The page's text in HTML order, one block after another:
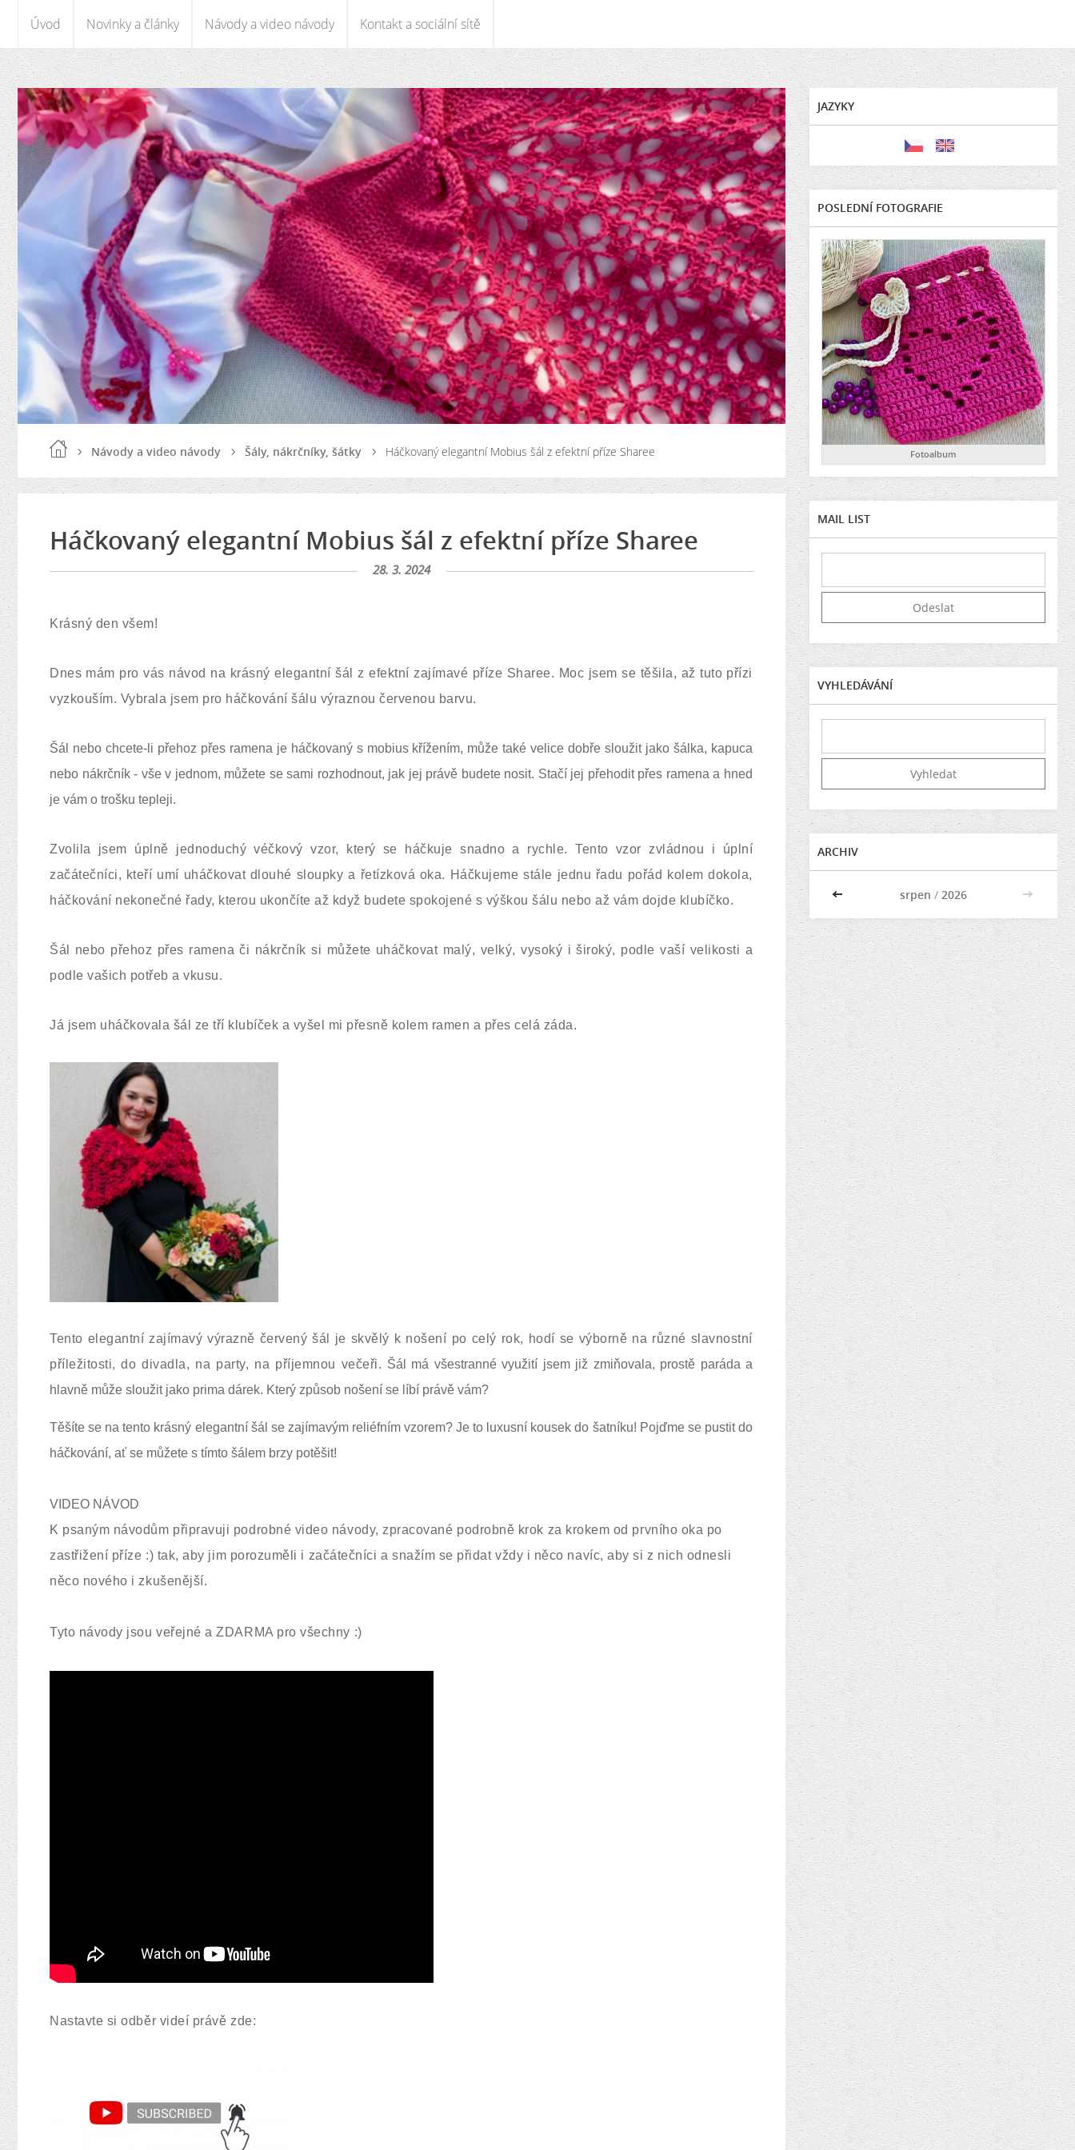
Úvod Novinky a články Návody a video návody Kontakt a sociální sítě
Návody a video návody Šály, nákrčníky, šátky Háčkovaný elegantní Mobius šál z efektní příze Sharee
Háčkovaný elegantní Mobius šál z efektní příze Sharee
28. 3. 2024
Krásný den všem!
Dnes mám pro vás návod na krásný elegantní šál z efektní zajímavé příze Sharee. Moc jsem se těšila, až tuto přízi
vyzkouším. Vybrala jsem pro háčkování šálu výraznou červenou barvu.
Šál nebo chcete-li přehoz přes ramena je háčkovaný s mobius křížením, může také velice dobře sloužit jako šálka, kapuca
nebo nákrčník - vše v jednom, můžete se sami rozhodnout, jak jej právě budete nosit. Stačí jej přehodit přes ramena a hned
je vám o trošku tepleji.
Zvolila jsem úplně jednoduchý véčkový vzor, který se háčkuje snadno a rychle. Tento vzor zvládnou i úplní
začátečníci, kteří umí uháčkovat dlouhé sloupky a řetízková oka. Háčkujeme stále jednu řadu pořád kolem dokola,
háčkování nekonečné řady, kterou ukončíte až když budete spokojené s výškou šálu nebo až vám dojde klubíčko.
Šál nebo přehoz přes ramena či nákrčník si můžete uháčkovat malý, velký, vysoký i široký, podle vaší velikosti a
podle vašich potřeb a vkusu.
Já jsem uháčkovala šál ze tří klubíček a vyšel mi přesně kolem ramen a přes celá záda.
Tento elegantní zajímavý výrazně červený šál je skvělý k nošení po celý rok, hodí se výborně na různé slavnostní
příležitosti, do divadla, na party, na příjemnou večeři. Šál má všestranné využití jsem již zmiňovala, prostě paráda a
hlavně může sloužit jako prima dárek. Který způsob nošení se líbí právě vám?
Těšíte se na tento krásný elegantní šál se zajímavým reliéfním vzorem? Je to luxusní kousek do šatníku! Pojďme se pustit do
háčkování, ať se můžete s tímto šálem brzy potěšit!
VIDEO NÁVOD
K psaným návodům připravuji podrobné video návody, zpracované podrobně krok za krokem od prvního oka po
zastřižení příze :) tak, aby jim porozuměli i začátečníci a snažím se přidat vždy i něco navíc, aby si z nich odnesli
něco nového i zkušenější.
Tyto návody jsou veřejné a ZDARMA pro všechny :)
Nastavte si odběr videí právě zde:
JAZYKY
POSLEDNÍ FOTOGRAFIE
Fotoalbum
MAIL LIST
VYHLEDÁVÁNÍ
ARCHIV
<< srpen / 2026 >>